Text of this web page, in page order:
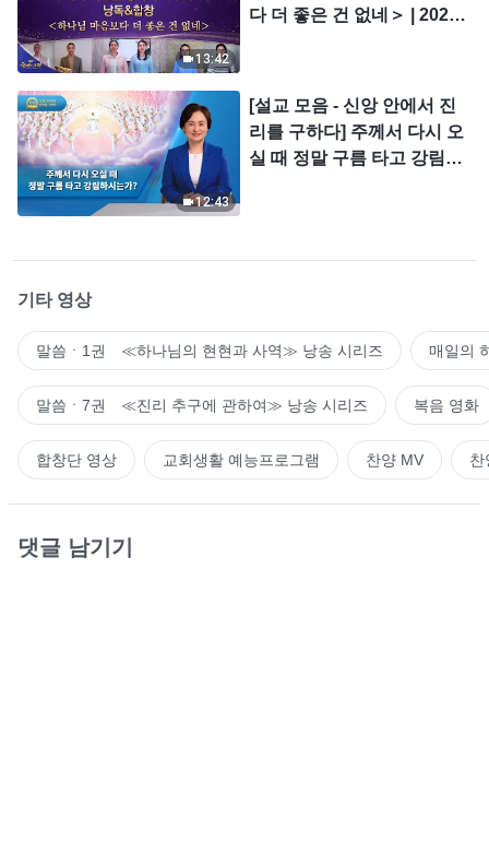
13:42
다 더 좋은 건 없네＞ | 2026
12:43
[설교 모음 - 신앙 안에서 진
리를 구하다] 주께서 다시 오
실 때 정말 구름 타고 강림하
기타 영상
말씀ㆍ1권 ≪하나님의 현현과 사역≫ 낭송 시리즈 매일의
말씀ㆍ7권 ≪진리 추구에 관하여≫ 낭송 시리즈 복음 영화
합창단 영상 교회생활 예능프로그램 찬양 MV 찬
댓글 남기기